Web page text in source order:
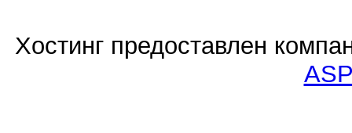
Хостинг предоставлен